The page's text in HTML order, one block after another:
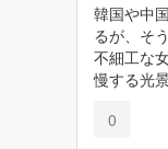
韓国や中
るが、そ
不細工な
慢する光
0